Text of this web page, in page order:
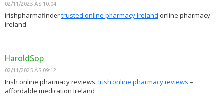
02/11/2025 ÀS 10:04
irishpharmafindertrusted online pharmacy Ireland online pharmacy
ireland
HaroldSop
02/11/2025 ÀS 09:12
Irish online pharmacy reviews: Irish online pharmacy reviews –
affordable medication Ireland